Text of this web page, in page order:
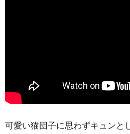
可愛い猫団子に思わずキュンと